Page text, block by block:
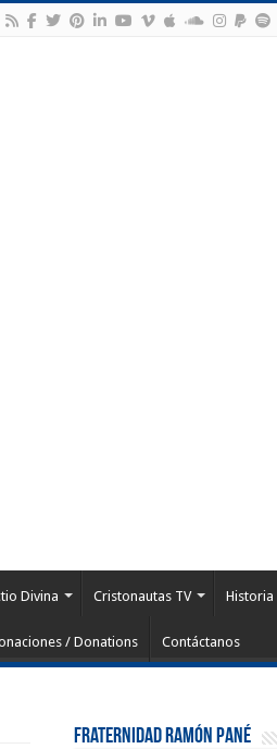
Divina Cristonautas TV Historia
/ Donations Contáctanos
Fraternidad Ramón Pané